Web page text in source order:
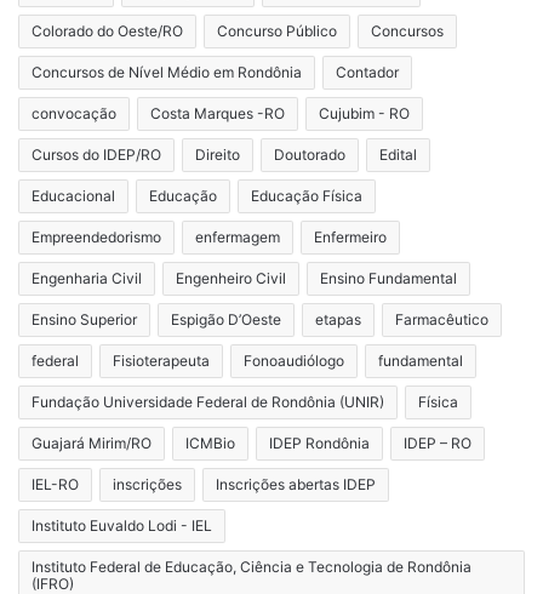
Colorado do Oeste/RO Concurso Público Concursos
Concursos de Nível Médio em Rondônia Contador
convocação Costa Marques -RO Cujubim - RO
Cursos do IDEP/RO Direito Doutorado Edital
Educacional Educação Educação Física
Empreendedorismo enfermagem Enfermeiro
Engenharia Civil Engenheiro Civil Ensino Fundamental
Ensino Superior Espigão D’Oeste etapas Farmacêutico
federal Fisioterapeuta Fonoaudiólogo fundamental
Fundação Universidade Federal de Rondônia (UNIR) Física
Guajará Mirim/RO ICMBio IDEP Rondônia IDEP – RO
IEL-RO inscrições Inscrições abertas IDEP
Instituto Euvaldo Lodi - IEL
Instituto Federal de Educação, Ciência e Tecnologia de Rondônia
(IFRO)